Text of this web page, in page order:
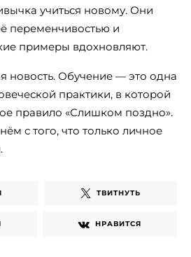
учиться новому. Они
переменчивостью и
примеры вдохновляют.
новость. Обучение — это одна
практики, в которой
правило «Слишком поздно».
с того, что только личное
ТВИТНУТЬ
НРАВИТСЯ